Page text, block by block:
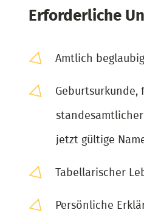
Erforderliche
Amtlich
Geburtsurkunde,
jetzt gültige
Tabellarischer
Persönliche